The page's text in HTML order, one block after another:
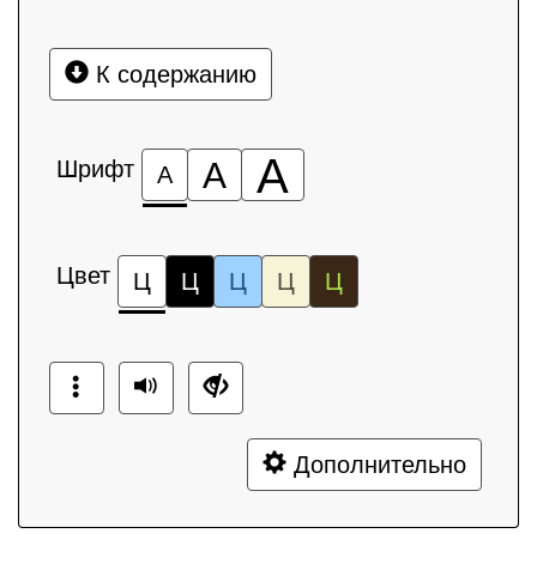
К содержанию
Шрифт А А А
Цвет Ц Ц Ц Ц Ц
Дополнительно